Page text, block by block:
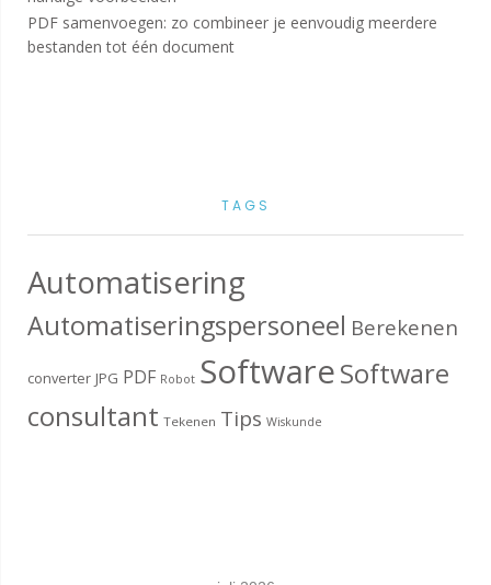
PDF samenvoegen: zo combineer je eenvoudig meerdere
bestanden tot één document
TAGS
Automatisering
Automatiseringspersoneel Berekenen
converter JPG PDF Robot SoftwareSoftware
consultant Tekenen Tips Wiskunde